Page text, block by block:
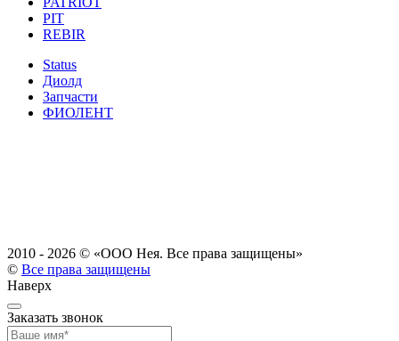
PIT
REBIR
Status
Диолд
Запчасти
ФИОЛЕНТ
2010 - 2026 © «ООО Нея. Все права защищены»
© Все права защищены
Наверх
Заказать звонок